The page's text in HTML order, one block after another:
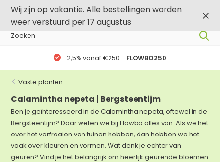
Wij zijn op vakantie. Alle bestellingen worden
weer verstuurd per 17 augustus
FLOWBO250
Vaste planten
Calamintha nepeta | Bergsteentijm
Ben je geïnteresseerd in de Calamintha nepeta, oftewel in de
Bergsteentijm? Daar weten we bij Flowbo alles van. Als we het
over het verfraaien van tuinen hebben, dan hebben we het
vaak over kleuren en vormen. Wat denk je echter van
geuren? Vind je het belangrijk om heerlijk geurende bloemen